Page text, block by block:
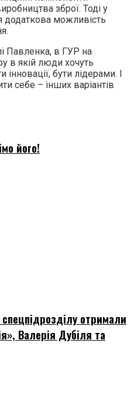
зброї. Тоді у
додаткова можливість
Павленка, в ГУР на
в якій люди хочуть
бути лідерами. І
себе – інших варіантів
його!
отримали
Валерія Дубіля та